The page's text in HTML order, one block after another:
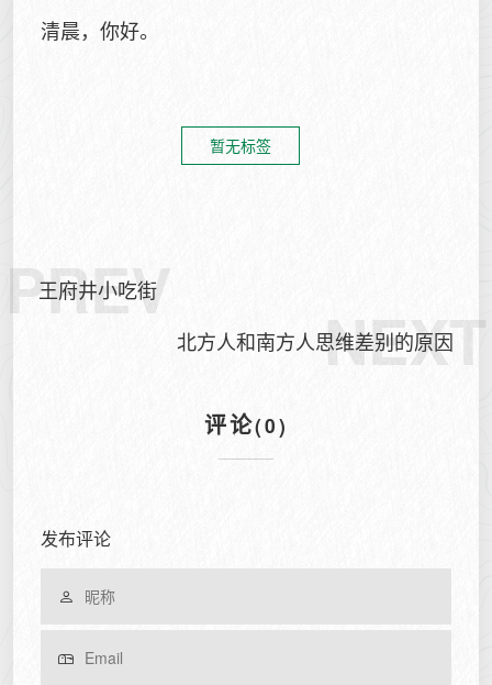
清晨，你好。
暂无标签
PREV
王府井小吃街
NEXT
北方人和南方人思维差别的原因
评论(0)
发布评论